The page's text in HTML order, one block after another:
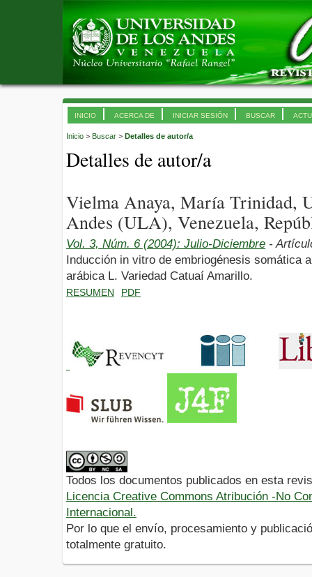
INICIO ACERCA DE INICIAR SESIÓN BUSCAR
Inicio > Buscar > Detalles de autor/a
Detalles de autor/a
Vielma Anaya, María Trinidad,
Andes (ULA), Venezuela,
Vol. 3, Núm. 6 (2004): Julio-Diciembre -
Inducción in vitro de embriogénesis somática
arábica L. Variedad Catuaí Amarillo.
RESUMEN PDF
Todos los documentos publicados en esta
Licencia Creative Commons Atribución -No
Internacional.
Por lo que el envío, procesamiento y
totalmente gratuito.